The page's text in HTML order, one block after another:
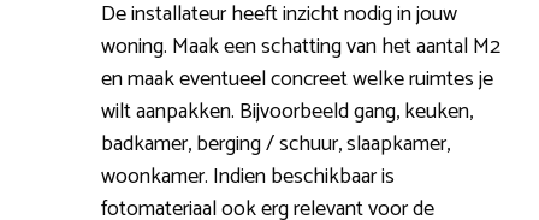
De installateur heeft inzicht nodig in jouw
woning. Maak een schatting van het aantal M2
en maak eventueel concreet welke ruimtes je
wilt aanpakken. Bijvoorbeeld gang, keuken,
badkamer, berging / schuur, slaapkamer,
woonkamer. Indien beschikbaar is
fotomateriaal ook erg relevant voor de